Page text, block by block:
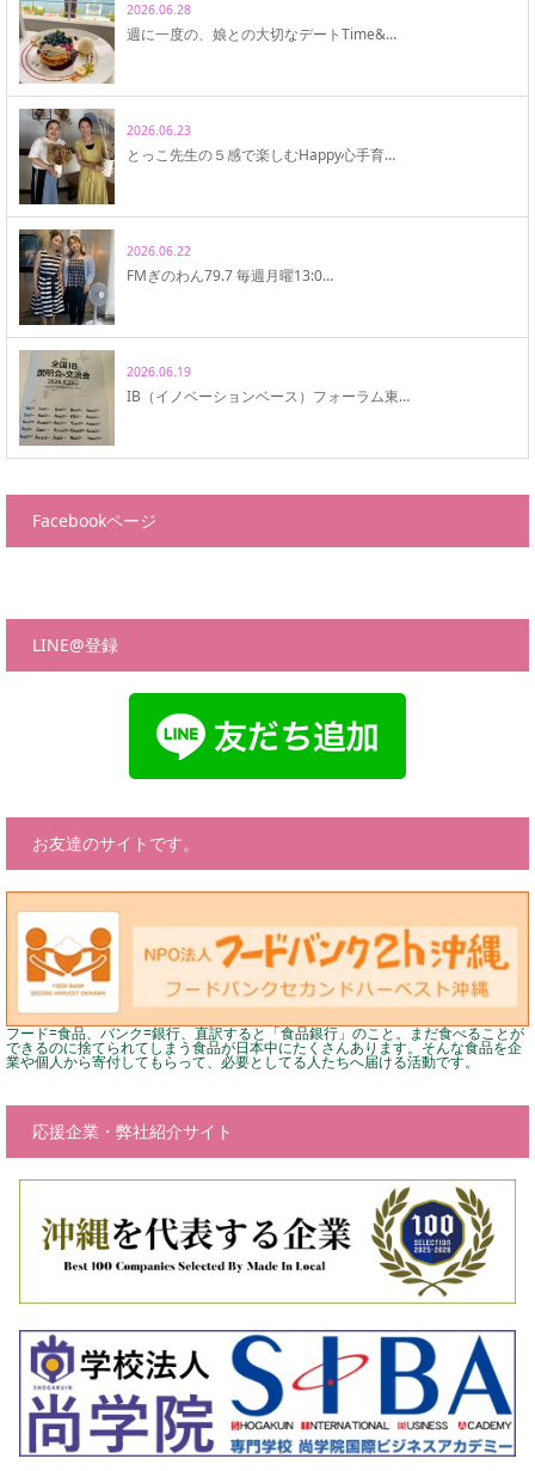
2026.06.28
週に一度の、娘との大切なデートTime&…
2026.06.23
とっこ先生の５感で楽しむHappy心手育…
2026.06.22
FMぎのわん79.7 毎週月曜13:0…
2026.06.19
IB（イノベーションベース）フォーラム東…
Facebookページ
LINE@登録
お友達のサイトです。
フード=食品、バンク=銀行、直訳すると「食品銀行」のこと。まだ食べることが
できるのに捨てられてしまう食品が日本中にたくさんあります。そんな食品を企
業や個人から寄付してもらって、必要としてる人たちへ届ける活動です。
応援企業・弊社紹介サイト